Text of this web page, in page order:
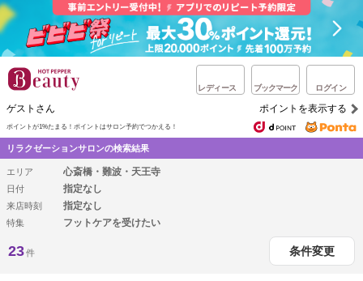
レディース ブックマーク ログイン
ゲストさん ポイントを表示する
ポイントが1%たまる！ ポイントはサロン予約でつかえる！
リラクゼーションサロンの検索結果
エリア 心斎橋・難波・天王寺
日付 指定なし
来店時刻 指定なし
特集 フットケアを受けたい
23件 条件変更